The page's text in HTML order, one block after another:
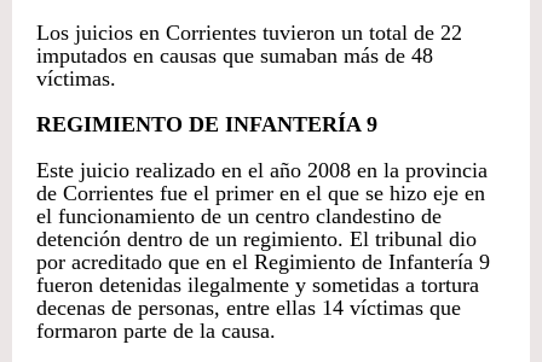
Los juicios en Corrientes tuvieron un total de 22
imputados en causas que sumaban más de 48
víctimas.
REGIMIENTO DE INFANTERÍA 9
Este juicio realizado en el año 2008 en la provincia
de Corrientes fue el primer en el que se hizo eje en
el funcionamiento de un centro clandestino de
detención dentro de un regimiento. El tribunal dio
por acreditado que en el Regimiento de Infantería 9
fueron detenidas ilegalmente y sometidas a tortura
decenas de personas, entre ellas 14 víctimas que
formaron parte de la causa.